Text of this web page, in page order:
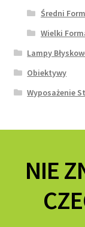
Średni
Wielki
Lampy
Obiektywy
Wyposażenie
NIE